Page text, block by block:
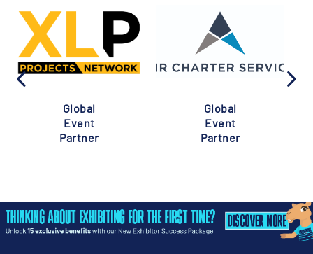
Global
Event
Partner
Global
Event
Partner